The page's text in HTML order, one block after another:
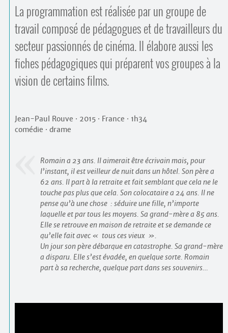
La programmation est réalisée par un groupe de
travail composé de pédagogues et de travailleurs du
secteur passionnés de cinéma. Il élabore aussi les
fiches pédagogiques qui préparent vos groupes à la
vision de certains films.
Jean-Paul Rouve · 2015 · France · 1h34
comédie · drame
Romain a 23 ans. Il aimerait être écrivain mais, pour
l’instant, il est veilleur de nuit dans un hôtel. Son père a
62 ans. Il part à la retraite et fait semblant que cela ne le
touche pas plus que cela. Son colocataire a 24 ans. Il ne
pense qu’à une chose : séduire une fille, n’importe
laquelle et par tous les moyens. Sa grand-mère a 85 ans.
Elle se retrouve en maison de retraite et se demande ce
qu’elle fait avec « tous ces vieux ».
Un jour son père débarque en catastrophe. Sa grand-mère
a disparu. Elle s’est évadée, en quelque sorte. Romain
part à sa recherche, quelque part dans ses souvenirs…